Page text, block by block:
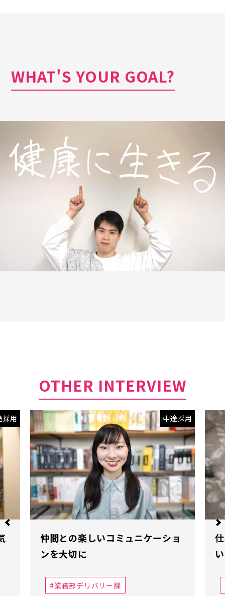
WHAT'S YOUR GOAL?
OTHER INTERVIEW
採用 中途採用
仲間との楽しいコミュニケーショ
ンを大切に
業務部デリバリー課